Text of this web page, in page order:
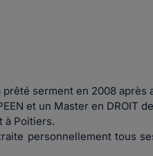
prêté serment en 2008
et un Master en DROIT
à Poitiers.
personnellement tous